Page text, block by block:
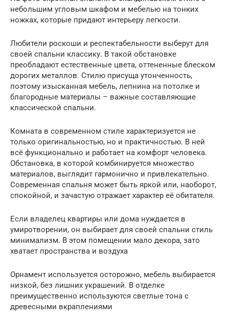
небольшим угловым шкафом и мебелью на тонких
ножках, которые придают интерьеру легкости.
Любители роскоши и респектабельности выберут для
своей спальни классику. В такой обстановке
преобладают естественные цвета, оттененные блеском
дорогих металлов. Стилю присуща утонченность,
поэтому изысканная мебель, лепнина на потолке и
благородные материалы – важные составляющие
классической спальни.
Комната в современном стиле характеризуется не
только оригинальностью, но и практичностью. В ней
всё функционально и работает на комфорт человека.
Обстановка, в которой комбинируется множество
материалов, выглядит гармонично и привлекательно.
Современная спальня может быть яркой или, наоборот,
спокойной, и зачастую отражает характер её обитателя.
Если владелец квартиры или дома нуждается в
умиротворении, он выбирает для своей спальни стиль
минимализм. В этом помещении мало декора, зато
хватает пространства и воздуха
Орнамент используется осторожно, мебель выбирается
низкой, без лишних украшений. В отделке
преимущественно используются светлые тона с
древесными вкраплениями